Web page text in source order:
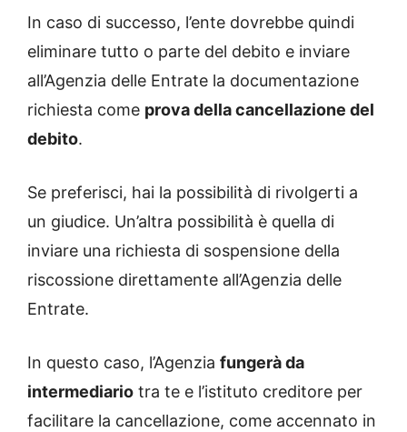
In caso di successo, l’ente dovrebbe quindi
eliminare tutto o parte del debito e inviare
all’Agenzia delle Entrate la documentazione
richiesta come prova della cancellazione del
debito.
Se preferisci, hai la possibilità di rivolgerti a
un giudice. Un’altra possibilità è quella di
inviare una richiesta di sospensione della
riscossione direttamente all’Agenzia delle
Entrate.
In questo caso, l’Agenzia fungerà da
intermediario tra te e l’istituto creditore per
facilitare la cancellazione, come accennato in